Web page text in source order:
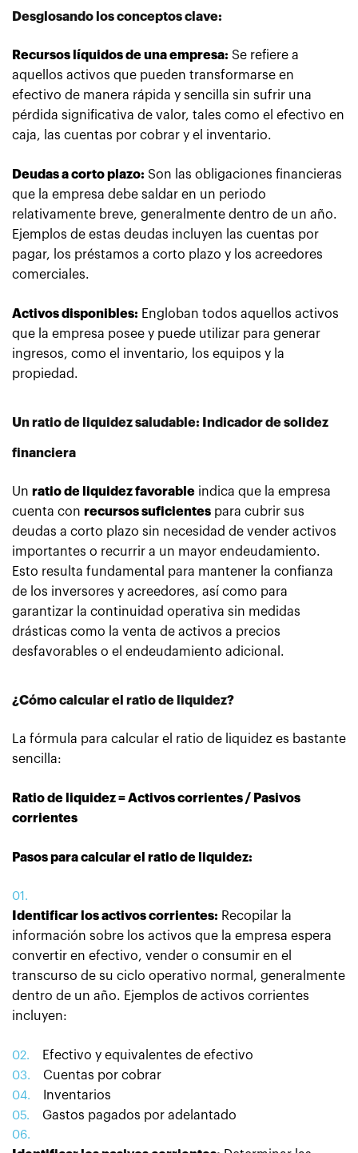
Desglosando los conceptos clave:
Recursos líquidos de una empresa: Se refiere a
aquellos activos que pueden transformarse en
efectivo de manera rápida y sencilla sin sufrir una
pérdida significativa de valor, tales como el efectivo en
caja, las cuentas por cobrar y el inventario.
Deudas a corto plazo: Son las obligaciones financieras
que la empresa debe saldar en un periodo
relativamente breve, generalmente dentro de un año.
Ejemplos de estas deudas incluyen las cuentas por
pagar, los préstamos a corto plazo y los acreedores
comerciales.
Activos disponibles: Engloban todos aquellos activos
que la empresa posee y puede utilizar para generar
ingresos, como el inventario, los equipos y la
propiedad.
Un ratio de liquidez saludable: Indicador de solidez
financiera
Un ratio de liquidez favorable indica que la empresa
cuenta con recursos suficientes para cubrir sus
deudas a corto plazo sin necesidad de vender activos
importantes o recurrir a un mayor endeudamiento.
Esto resulta fundamental para mantener la confianza
de los inversores y acreedores, así como para
garantizar la continuidad operativa sin medidas
drásticas como la venta de activos a precios
desfavorables o el endeudamiento adicional.
¿Cómo calcular el ratio de liquidez?
La fórmula para calcular el ratio de liquidez es bastante
sencilla:
Ratio de liquidez = Activos corrientes / Pasivos
corrientes
Pasos para calcular el ratio de liquidez:
Identificar los activos corrientes: Recopilar la
información sobre los activos que la empresa espera
convertir en efectivo, vender o consumir en el
transcurso de su ciclo operativo normal, generalmente
dentro de un año. Ejemplos de activos corrientes
incluyen:
Efectivo y equivalentes de efectivo
Cuentas por cobrar
Inventarios
Gastos pagados por adelantado